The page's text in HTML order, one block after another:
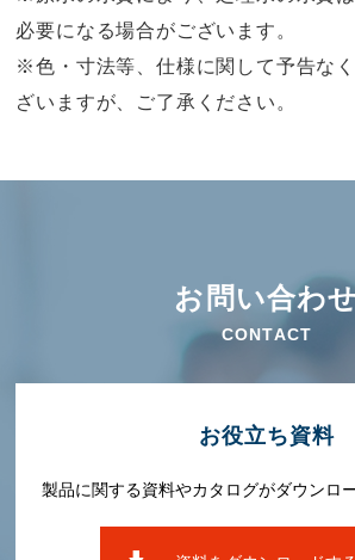
必要になる場合がございます。
※色・寸法等、仕様に関して予告な
ざいますが、ご了承ください。
お問い合わ
CONTACT
お役⽴ち資料
製品に関する資料やカタログがダウンロ